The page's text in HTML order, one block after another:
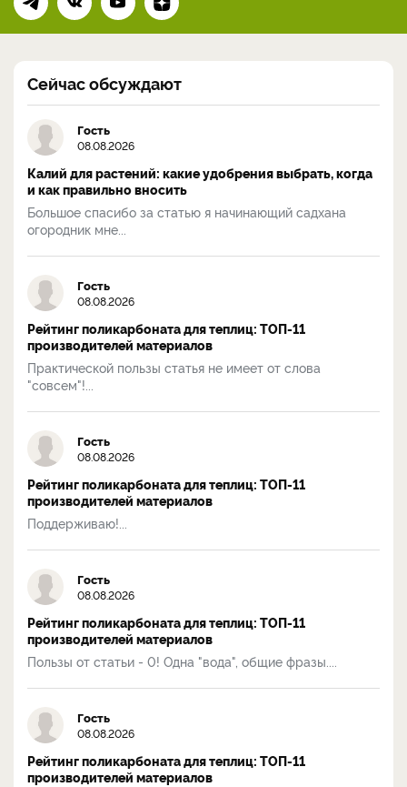
Сейчас обсуждают
Гость
08.08.2026
Калий для растений: какие удобрения выбрать, когда
и как правильно вносить
Большое спасибо за статью я начинающий садхана
огородник мне...
Гость
08.08.2026
Рейтинг поликарбоната для теплиц: ТОП-11
производителей материалов
Практической пользы статья не имеет от слова
"совсем"!...
Гость
08.08.2026
Рейтинг поликарбоната для теплиц: ТОП-11
производителей материалов
Поддерживаю!...
Гость
08.08.2026
Рейтинг поликарбоната для теплиц: ТОП-11
производителей материалов
Пользы от статьи - 0! Одна "вода", общие фразы....
Гость
08.08.2026
Рейтинг поликарбоната для теплиц: ТОП-11
производителей материалов